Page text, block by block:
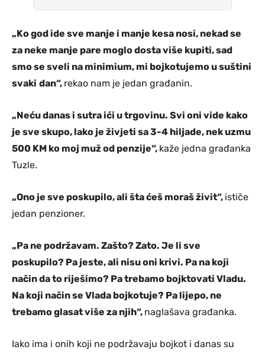
„Ko god ide sve manje i manje kesa nosi, nekad se
za neke manje pare moglo dosta više kupiti, sad
smo se sveli na minimium, mi bojkotujemo u suštini
svaki dan“, rekao nam je jedan građanin.
„Neću danas i sutra ići u trgovinu. Svi oni vide kako
je sve skupo, lako je živjeti sa 3-4 hiljade, nek uzmu
500 KM ko moj muž od penzije“, kaže jedna građanka
Tuzle.
„Ono je sve poskupilo, ali šta ćeš moraš živit“, ističe
jedan penzioner.
„Pa ne podržavam. Zašto? Zato. Je li sve
poskupilo? Pa jeste, ali nisu oni krivi. Pa na koji
način da to riješimo? Pa trebamo bojktovati Vladu.
Na koji način se Vlada bojkotuje? Pa lijepo, ne
trebamo glasat više za njih“, naglašava građanka.
Iako ima i onih koji ne podržavaju bojkot i danas su